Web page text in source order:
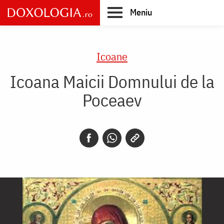
Skip
to
main
Meniu
Icoane
Icoana Maicii Domnului de la
Poceaev